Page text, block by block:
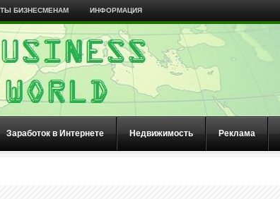
БИЗНЕСМЕНАМ ИНФОРМАЦИЯ
Заработок в Интернете Недвижимость Реклама